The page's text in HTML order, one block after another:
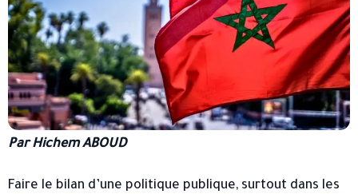
Par Hichem ABOUD
Faire le bilan d’une politique publique, surtout dans les